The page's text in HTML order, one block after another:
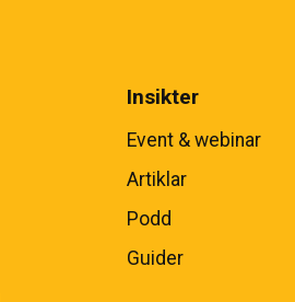
Insikter
Event & webinar
Artiklar
Podd
Guider